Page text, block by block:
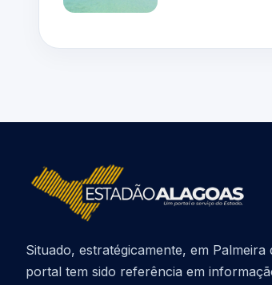
Situado, estratégicamente, em Palmeira
portal tem sido referência em